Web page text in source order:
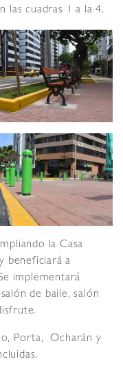
las cuadras 1 a la 4.
la Casa
beneficiará a
implementará
de baile, salón
Porta, Ocharán y